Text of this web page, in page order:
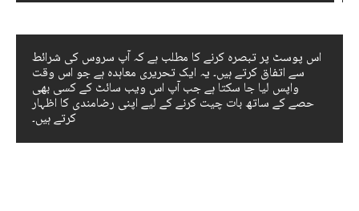
اس پوسٹ پر تبصرہ کرنے کا مطلب ہے کہ آپ سروس کی شرائط
سے اتفاق کرتے ہیں۔ یہ ایک تحریری معاہدہ ہے جو اس وقت
واپس لیا جا سکتا ہے جب آپ اس ویب سائٹ کے کسی بھی
حصے کے ساتھ بات چیت کرنے کے لیے اپنی رضامندی کا اظہار
کرتے ہیں۔